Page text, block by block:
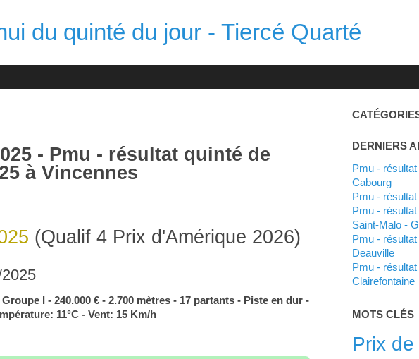
du quinté du jour - Tiercé Quarté
- Pmu - résultat quinté de
à Vincennes
(Qualif 4 Prix d'Amérique 2026)
I - 240.000 € - 2.700 mètres - 17 partants - Piste en dur -
11°C - Vent: 15 Km/h
DERNIERS
Pmu - résultat quinté de vendredi 07 août 2026 à
Cabourg
Pmu -
Pmu - résultat quinté de mercredi 05 août 2026 à
Saint-Malo -
Pmu - résultat quinté de mardi 04 août 2026 à
Deauville
Pmu - résultat quinté de lundi 03 août 2026 à
Clairefontaine
MOTS CLÉS
Prix